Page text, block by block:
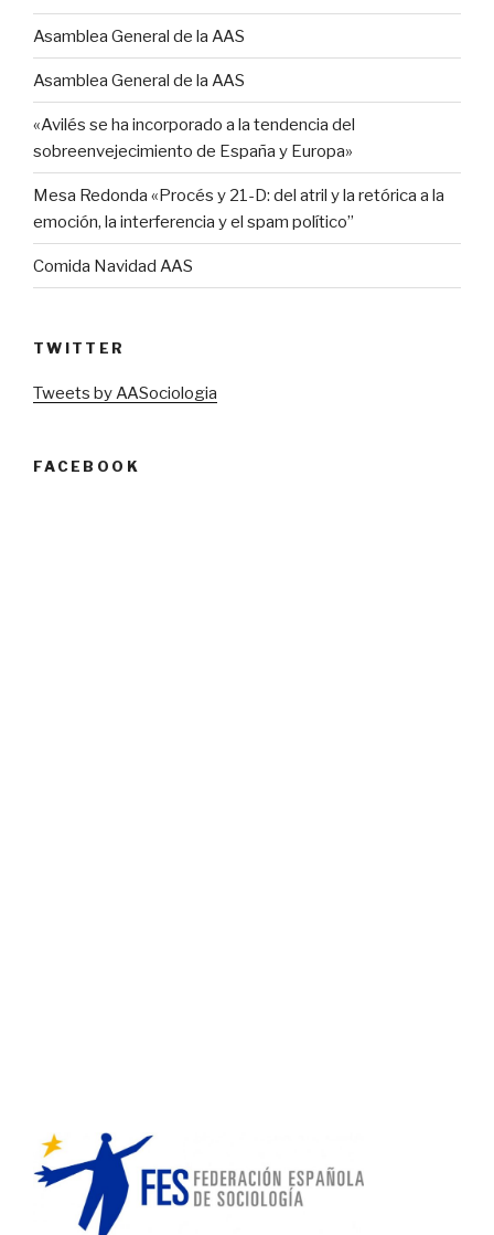
Asamblea General de la AAS
Asamblea General de la AAS
«Avilés se ha incorporado a la tendencia del
sobreenvejecimiento de España y Europa»
Mesa Redonda «Procés y 21-D: del atril y la retórica a la
emoción, la interferencia y el spam político”
Comida Navidad AAS
TWITTER
Tweets by AASociologia
FACEBOOK